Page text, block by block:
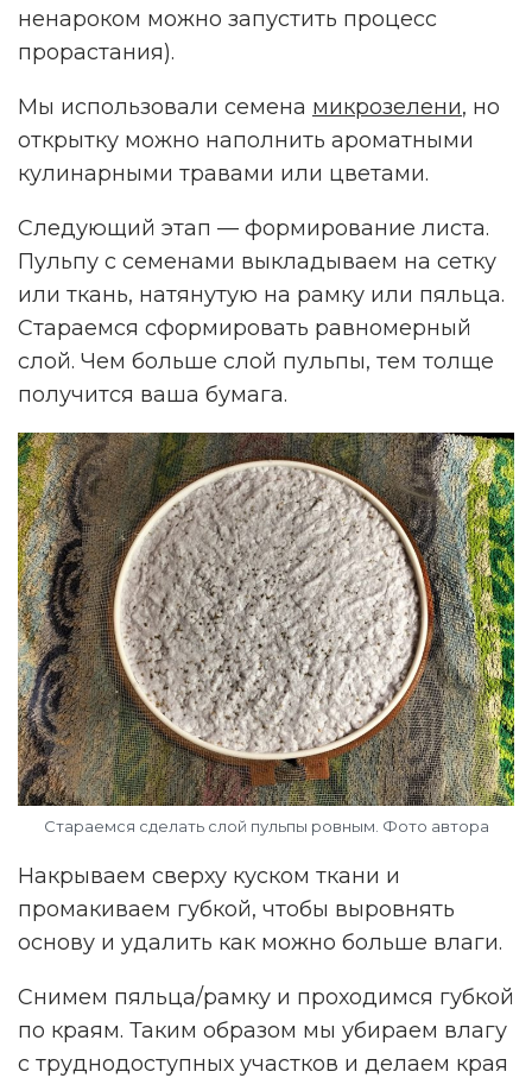
ненароком можно запустить процесс
прорастания).
Мы использовали семена микрозелени, но
открытку можно наполнить ароматными
кулинарными травами или цветами.
Следующий этап — формирование листа.
Пульпу с семенами выкладываем на сетку
или ткань, натянутую на рамку или пяльца.
Стараемся сформировать равномерный
слой. Чем больше слой пульпы, тем толще
получится ваша бумага.
Стараемся сделать слой пульпы ровным. Фото автора
Накрываем сверху куском ткани и
промакиваем губкой, чтобы выровнять
основу и удалить как можно больше влаги.
Снимем пяльца/рамку и проходимся губкой
по краям. Таким образом мы убираем влагу
с труднодоступных участков и делаем края